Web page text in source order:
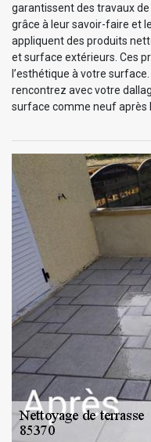
garantissent des travaux
grâce à leur savoir-faire et
appliquent des produits
et surface extérieurs. Ces
l’esthétique à votre
rencontrez avec votre
surface comme neuf après